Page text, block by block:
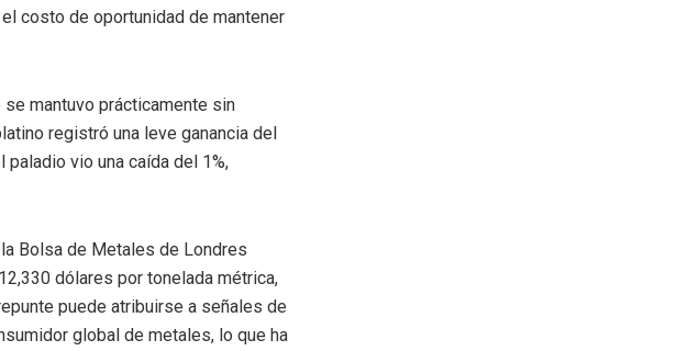
costo de oportunidad de mantener
mantuvo prácticamente sin
registró una leve ganancia del
vio una caída del 1%,
Bolsa de Metales de Londres
dólares por tonelada métrica,
puede atribuirse a señales de
global de metales, lo que ha